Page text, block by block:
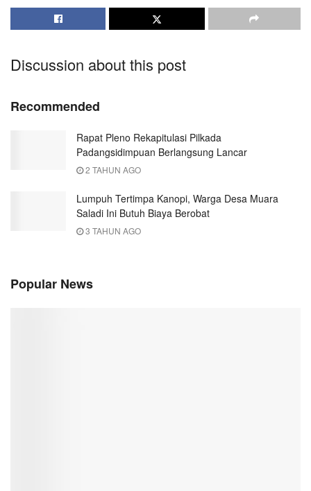
Discussion about this post
Recommended
Rapat Pleno Rekapitulasi Pilkada
Padangsidimpuan Berlangsung Lancar
2 TAHUN AGO
Lumpuh Tertimpa Kanopi, Warga Desa Muara
Saladi Ini Butuh Biaya Berobat
3 TAHUN AGO
Popular News